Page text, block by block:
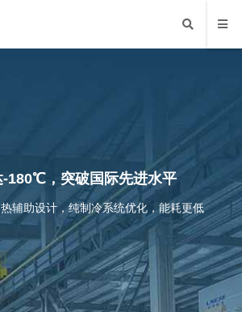
-180℃，突破国际先进水平
辅助设计，纯制冷系统优化，能耗更低